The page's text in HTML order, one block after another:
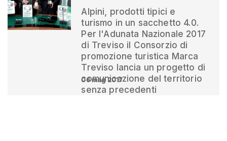
Alpini, prodotti tipici e
turismo in un sacchetto 4.0.
Per l'Adunata Nazionale 2017
di Treviso il Consorzio di
promozione turistica Marca
Treviso lancia un progetto di
comunicazione del territorio
senza precedenti
06 mag 2017